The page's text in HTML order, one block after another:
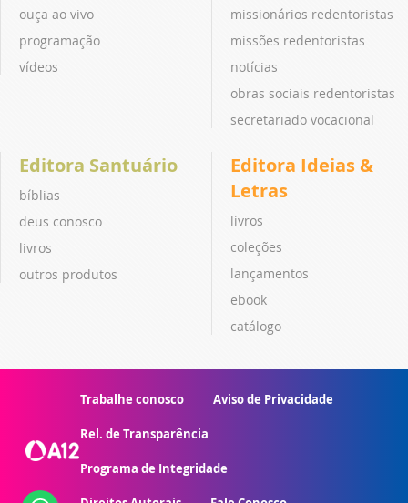
ouça ao vivo
programação
vídeos
missionários redentoristas
missões redentoristas
notícias
obras sociais redentoristas
secretariado vocacional
Editora Santuário
bíblias
deus conosco
livros
outros produtos
Editora Ideias &
Letras
livros
coleções
lançamentos
ebook
catálogo
Trabalhe conosco Aviso de Privacidade
Rel. de Transparência
Programa de Integridade